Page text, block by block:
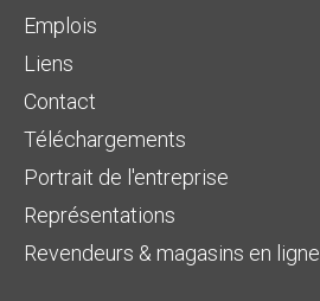
Emplois
Liens
Contact
Téléchargements
Portrait de l'entreprise
Représentations
Revendeurs & magasins en ligne